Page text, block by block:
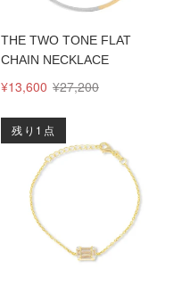
THE TWO TONE FLAT
CHAIN NECKLACE
¥13,600 ¥27,200
残り1点